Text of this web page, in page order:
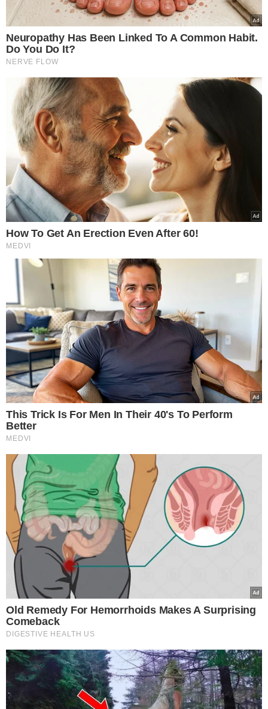
TÓPICOS
CRIME BÁRBARO LOCUTOR ESPANCADO
ASSALTO
HOMICÍDIO
VIOLÊNCIA
VER COMENTÁRIOS
VEJA TAMBÉM
ENTENDA O CASO
Grupo extremista
planejava explodir
prédio durante debate
presidencial, diz polícia
VEJA MAIS NOTÍCIAS